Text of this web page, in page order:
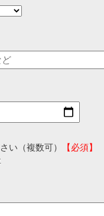
い（複数可）
【必須】